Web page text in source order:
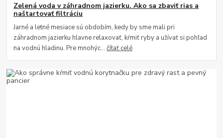
Zelená voda v záhradnom jazierku. Ako sa zbaviť rias a
naštartovať filtráciu
Jarné a letné mesiace sú obdobím, kedy by sme mali pri
záhradnom jazierku hlavne relaxovať, kŕmiť ryby a užívať si pohľad
na vodnú hladinu. Pre mnohýc...čítať celé